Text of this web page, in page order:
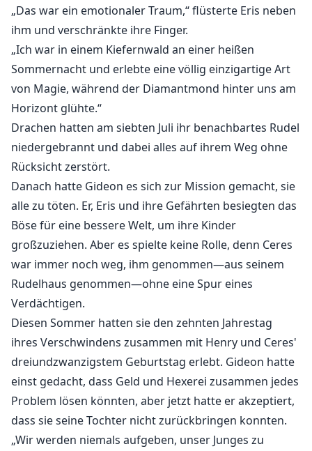
„Das war ein emotionaler Traum,“ flüsterte Eris neben
ihm und verschränkte ihre Finger.
„Ich war in einem Kiefernwald an einer heißen
Sommernacht und erlebte eine völlig einzigartige Art
von Magie, während der Diamantmond hinter uns am
Horizont glühte.“
Drachen hatten am siebten Juli ihr benachbartes Rudel
niedergebrannt und dabei alles auf ihrem Weg ohne
Rücksicht zerstört.
Danach hatte Gideon es sich zur Mission gemacht, sie
alle zu töten. Er, Eris und ihre Gefährten besiegten das
Böse für eine bessere Welt, um ihre Kinder
großzuziehen. Aber es spielte keine Rolle, denn Ceres
war immer noch weg, ihm genommen—aus seinem
Rudelhaus genommen—ohne eine Spur eines
Verdächtigen.
Diesen Sommer hatten sie den zehnten Jahrestag
ihres Verschwindens zusammen mit Henry und Ceres'
dreiundzwanzigstem Geburtstag erlebt. Gideon hatte
einst gedacht, dass Geld und Hexerei zusammen jedes
Problem lösen könnten, aber jetzt hatte er akzeptiert,
dass sie seine Tochter nicht zurückbringen konnten.
„Wir werden niemals aufgeben, unser Junges zu